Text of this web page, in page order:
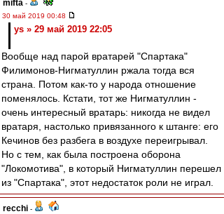
mifta -
30 май 2019 00:48
ys » 29 май 2019 22:05
Вообще над парой вратарей "Спартака"
Филимонов-Нигматуллин ржала тогда вся
страна. Потом как-то у народа отношение
поменялось. Кстати, тот же Нигматуллин -
очень интересный вратарь: никогда не видел
вратаря, настолько привязанного к штанге: его
Кечинов без разбега в воздухе переигрывал.
Но с тем, как была построена оборона
"Локомотива", в который Нигматуллин перешел
из "Спартака", этот недостаток роли не играл.
recchi -